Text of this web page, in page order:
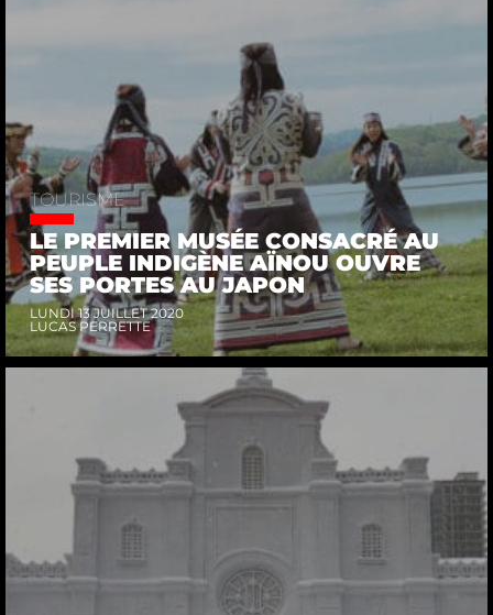
TOURISME
LE PREMIER MUSÉE CONSACRÉ AU
PEUPLE INDIGÈNE AÏNOU OUVRE
SES PORTES AU JAPON
LUNDI 13 JUILLET 2020
LUCAS PERRETTE